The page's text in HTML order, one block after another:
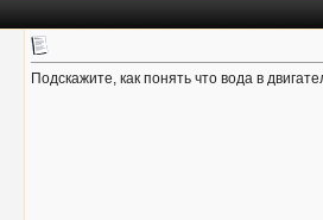
Подскажите, как понять что вода в